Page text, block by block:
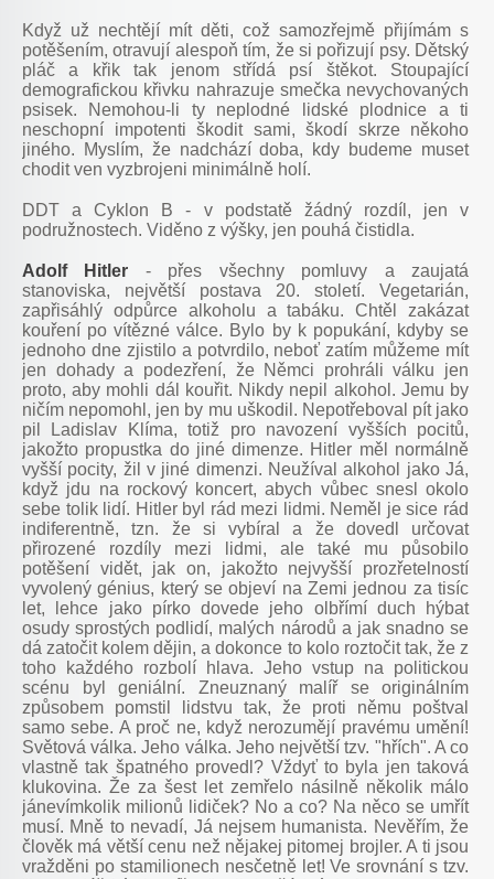
Když už nechtějí mít děti, což samozřejmě přijímám s
potěšením, otravují alespoň tím, že si pořizují psy. Dětský
pláč a křik tak jenom střídá psí štěkot. Stoupající
demografickou křivku nahrazuje smečka nevychovaných
psisek. Nemohou-li ty neplodné lidské plodnice a ti
neschopní impotenti škodit sami, škodí skrze někoho
jiného. Myslím, že nadchází doba, kdy budeme muset
chodit ven vyzbrojeni minimálně holí.
DDT a Cyklon B - v podstatě žádný rozdíl, jen v
podružnostech. Viděno z výšky, jen pouhá čistidla.
Adolf Hitler - přes všechny pomluvy a zaujatá
stanoviska, největší postava 20. století. Vegetarián,
zapřisáhlý odpůrce alkoholu a tabáku. Chtěl zakázat
kouření po vítězné válce. Bylo by k popukání, kdyby se
jednoho dne zjistilo a potvrdilo, neboť zatím můžeme mít
jen dohady a podezření, že Němci prohráli válku jen
proto, aby mohli dál kouřit. Nikdy nepil alkohol. Jemu by
ničím nepomohl, jen by mu uškodil. Nepotřeboval pít jako
pil Ladislav Klíma, totiž pro navození vyšších pocitů,
jakožto propustka do jiné dimenze. Hitler měl normálně
vyšší pocity, žil v jiné dimenzi. Neužíval alkohol jako Já,
když jdu na rockový koncert, abych vůbec snesl okolo
sebe tolik lidí. Hitler byl rád mezi lidmi. Neměl je sice rád
indiferentně, tzn. že si vybíral a že dovedl určovat
přirozené rozdíly mezi lidmi, ale také mu působilo
potěšení vidět, jak on, jakožto nejvyšší prozřetelností
vyvolený génius, který se objeví na Zemi jednou za tisíc
let, lehce jako pírko dovede jeho olbřímí duch hýbat
osudy sprostých podlidí, malých národů a jak snadno se
dá zatočit kolem dějin, a dokonce to kolo roztočit tak, že z
toho každého rozbolí hlava. Jeho vstup na politickou
scénu byl geniální. Zneuznaný malíř se originálním
způsobem pomstil lidstvu tak, že proti němu poštval
samo sebe. A proč ne, když nerozumějí pravému umění!
Světová válka. Jeho válka. Jeho největší tzv. "hřích". A co
vlastně tak špatného provedl? Vždyť to byla jen taková
klukovina. Že za šest let zemřelo násilně několik málo
jánevímkolik milionů lidiček? No a co? Na něco se umřít
musí. Mně to nevadí, Já nejsem humanista. Nevěřím, že
člověk má větší cenu než nějakej pitomej brojler. A ti jsou
vražděni po stamilionech nesčetně let! Ve srovnání s tzv.